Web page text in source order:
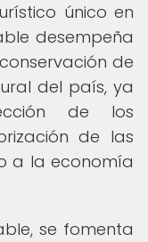
único en
desempeña
de
del país, ya
de los
de las
a la economía
se fomenta